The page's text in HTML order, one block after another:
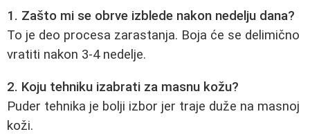
1. Zašto mi se obrve izblede nakon nedelju dana?
To je deo procesa zarastanja. Boja će se delimično
vratiti nakon 3-4 nedelje.
2. Koju tehniku izabrati za masnu kožu?
Puder tehnika je bolji izbor jer traje duže na masnoj
koži.